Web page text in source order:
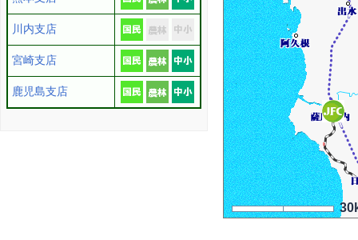
川内支店
宮崎支店
鹿児島支店